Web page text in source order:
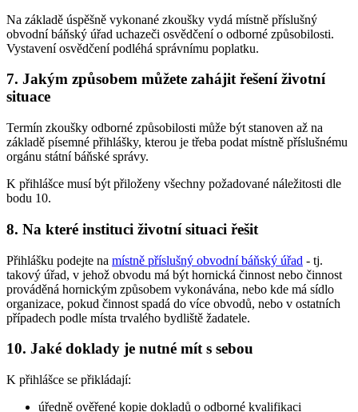
Na základě úspěšně vykonané zkoušky vydá místně příslušný
obvodní báňský úřad uchazeči osvědčení o odborné způsobilosti.
Vystavení osvědčení podléhá správnímu poplatku.
7. Jakým způsobem můžete zahájit řešení životní
situace
Termín zkoušky odborné způsobilosti může být stanoven až na
základě písemné přihlášky, kterou je třeba podat místně příslušnému
orgánu státní báňské správy.
K přihlášce musí být přiloženy všechny požadované náležitosti dle
bodu 10.
8. Na které instituci životní situaci řešit
Přihlášku podejte na místně příslušný obvodní báňský úřad - tj.
takový úřad, v jehož obvodu má být hornická činnost nebo činnost
prováděná hornickým způsobem vykonávána, nebo kde má sídlo
organizace, pokud činnost spadá do více obvodů, nebo v ostatních
případech podle místa trvalého bydliště žadatele.
10. Jaké doklady je nutné mít s sebou
K přihlášce se přikládají:
úředně ověřené kopie dokladů o odborné kvalifikaci